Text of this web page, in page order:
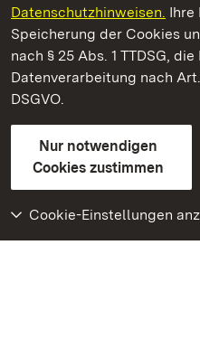
Datenschutzhinweisen. Ihre
Speicherung der Cookies
nach § 25 Abs. 1 TTDSG,
Datenverarbeitung nach
DSGVO.
Nur notwendigen
Cookies zustimmen
Cookie-Einstellungen
Staatliche Schlösser und
Staatliche Schlösser und
Kontakt
GebärdenspracheLeichte
Erklärung zur Barrierefreiheit
BITV-konform (geprüfte
Weiteres